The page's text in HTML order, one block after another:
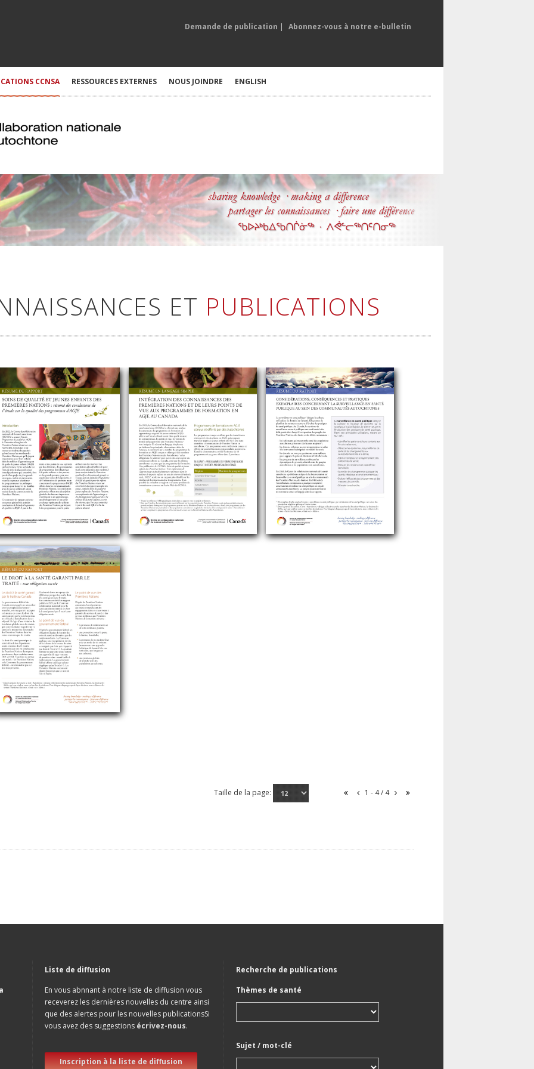
Demande de publication | Abonnez-vous à notre e-bulletin
CCNSA RESSOURCES EXTERNES NOUS JOINDRE ENGLISH
ET PUBLICATIONS
Taille de la page: 1 - 4 / 4
Liste de diffusion
En vous abnnant à notre liste de diffusion vous
receverez les dernières nouvelles du centre ainsi
que des alertes pour les nouvelles publicationsSi
vous avez des suggestions écrivez-nous.
Inscription à la liste de diffusion
Recherche de publications
Thèmes de santé
Sujet / mot-clé